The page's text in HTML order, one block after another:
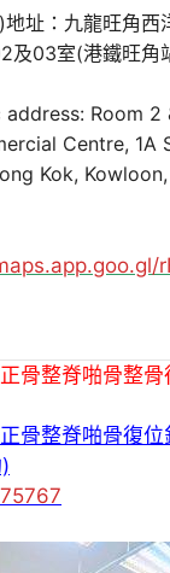
址：九龍旺角西
及03室(港鐵旺角
Room 2
Centre, 1A
Kok,
骨整脊啪骨整
骨整脊啪骨復